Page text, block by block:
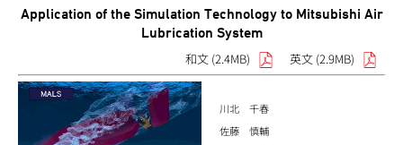
Application of the Simulation Technology to Mitsubishi Air
Lubrication System
和文 (2.4MB)
英文 (2.9MB)
川北 千春
佐藤 慎輔